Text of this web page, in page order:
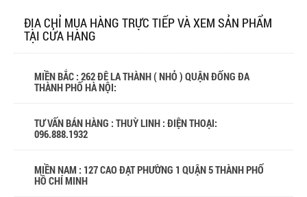
ĐỊA CHỈ MUA HÀNG TRỰC TIẾP VÀ XEM SẢN PHẨM
TẠI CỬA HÀNG
MIỀN BẮC : 262 ĐÊ LA THÀNH ( NHỎ ) QUẬN ĐỐNG ĐA
THÀNH PHỐ HÀ NỘI:
TƯ VẤN BÁN HÀNG : THUỲ LINH : ĐIỆN THOẠI:
096.888.1932
MIỀN NAM : 127 CAO ĐẠT PHƯỜNG 1 QUẬN 5 THÀNH PHỐ
HỒ CHÍ MINH